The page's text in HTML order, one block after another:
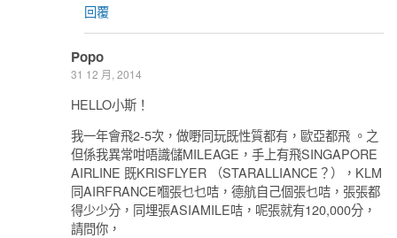
回覆
Popo
31 12 月, 2014
HELLO小斯！
我一年會飛2-5次，做嘢同玩既性質都有，歐亞都飛 。之
但係我異常咁唔識儲MILEAGE，手上有飛SINGAPORE
AIRLINE 既KRISFLYER （STARALLIANCE？），KLM
同AIRFRANCE嗰張乜乜咭，德航自己個張乜咭，張張都
得少少分，同埋張ASIAMILE咭，呢張就有120,000分，
請問你，